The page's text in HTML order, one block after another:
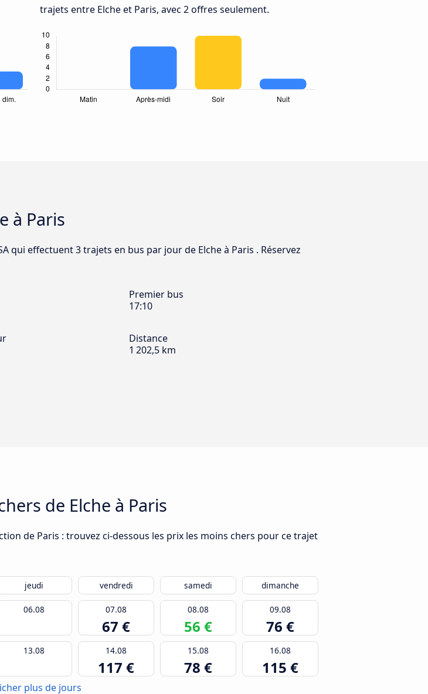
trajets entre Elche et Paris, avec 2 offres seulement.
à Paris
qui effectuent 3 trajets en bus par jour de Elche à Paris . Réservez
Premier bus
17:10
Distance
1 202,5 km
de Elche à Paris
de Paris : trouvez ci-dessous les prix les moins chers pour ce trajet
jeudi vendredi samedi dimanche
06.08 07.08
67 €
08.08
56 €
09.08
76 €
13.08 14.08
117 €
15.08
78 €
16.08
115 €
plus de jours